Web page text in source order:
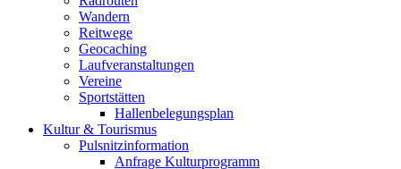
Wandern
Reitwege
Geocaching
Laufveranstaltungen
Vereine
Sportstätten
Hallenbelegungsplan
Kultur & Tourismus
Pulsnitzinformation
Anfrage Kulturprogramm